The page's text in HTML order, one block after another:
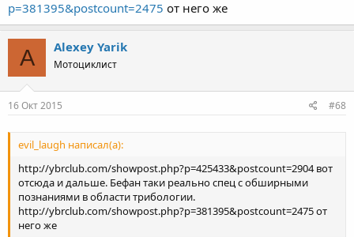
p=381395&postcount=2475 от него же
A Alexey Yarik
Мотоциклист
16 Окт 2015 #68
evil_laugh написал(а):
http://ybrclub.com/showpost.php?p=425433&postcount=2904 вот
отсюда и дальше. Бефан таки реально спец с обширными
познаниями в области трибологии.
http://ybrclub.com/showpost.php?p=381395&postcount=2475 от
него же